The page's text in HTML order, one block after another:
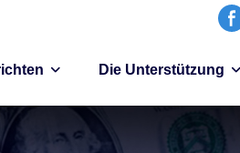
Die Unterstützung